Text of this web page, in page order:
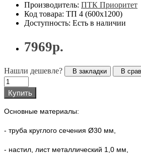
Производитель: ПТК Приоритет
Код товара: ТП 4 (600х1200)
Доступность: Есть в наличии
7969р.
Нашли дешевле? В закладки В
Купить
Основные материалы:
- труба круглого сечения Ø30 мм,
- настил, лист металлический 1,0 мм,